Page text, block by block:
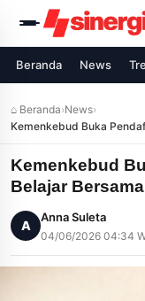
Beranda News
⌂ Beranda›News›
Kemenkebud Buka
Kemenkebud
Belajar
A
Anna Suleta
04/06/2026 04:34